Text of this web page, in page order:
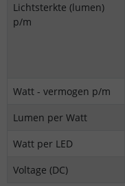
Lichtsterkte (lumen)
p/m
Watt - vermogen p/m
Lumen per Watt
Watt per LED
Voltage (DC)